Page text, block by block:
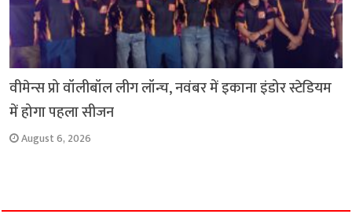
वीमेन्स प्रो वॉलीबॉल लीग लॉन्च, नवंबर में इकाना इंडोर स्टेडियम
में होगा पहला सीजन
August 6, 2026